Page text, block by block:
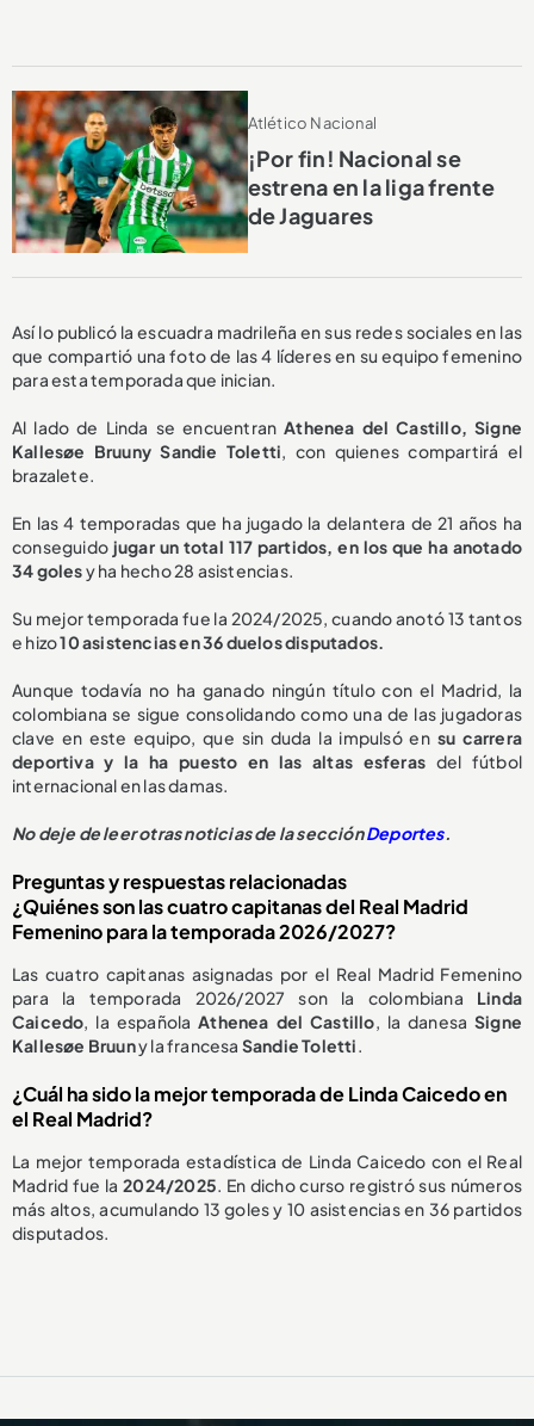
Atlético Nacional
¡Por fin! Nacional se
estrena en la liga frente
de Jaguares
Así lo publicó la escuadra madrileña en sus redes sociales en las
que compartió una foto de las 4 líderes en su equipo femenino
para esta temporada que inician.
Al lado de Linda se encuentranAthenea del Castillo, Signe
Kallesøe Bruuny Sandie Toletti, con quienes compartirá el
brazalete.
En las 4 temporadas que ha jugado la delantera de 21 años ha
conseguido jugar un total 117 partidos, en los que ha anotado
34 golesy ha hecho 28 asistencias.
Su mejor temporada fue la 2024/2025, cuando anotó 13 tantos
e hizo10 asistencias en 36 duelos disputados.
Aunque todavía no ha ganado ningún título con el Madrid, la
colombiana se sigue consolidando como una de las jugadoras
clave en este equipo, que sin duda la impulsó en su carrera
deportiva y la ha puesto en las altas esferas del fútbol
internacional en las damas.
No deje de leer otras noticias de la secciónDeportes.
Preguntas y respuestas relacionadas
¿Quiénes son las cuatro capitanas del Real Madrid
Femenino para la temporada 2026/2027?
Las cuatro capitanas asignadas por el Real Madrid Femenino
para la temporada 2026/2027 son la colombiana Linda
Caicedo, la españolaAthenea del Castillo, la danesa Signe
Kallesøe Bruuny la francesa Sandie Toletti.
¿Cuál ha sido la mejor temporada de Linda Caicedo en
el Real Madrid?
La mejor temporada estadística de Linda Caicedo con el Real
Madrid fue la2024/2025. En dicho curso registró sus números
más altos, acumulando 13 goles y 10 asistencias en 36 partidos
disputados.